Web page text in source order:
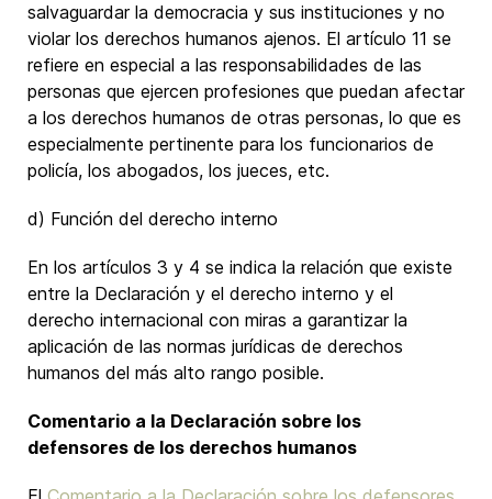
salvaguardar la democracia y sus instituciones y no
violar los derechos humanos ajenos. El artículo 11 se
refiere en especial a las responsabilidades de las
personas que ejercen profesiones que puedan afectar
a los derechos humanos de otras personas, lo que es
especialmente pertinente para los funcionarios de
policía, los abogados, los jueces, etc.
d) Función del derecho interno
En los artículos 3 y 4 se indica la relación que existe
entre la Declaración y el derecho interno y el
derecho internacional con miras a garantizar la
aplicación de las normas jurídicas de derechos
humanos del más alto rango posible.
Comentario a la Declaración sobre los
defensores de los derechos humanos